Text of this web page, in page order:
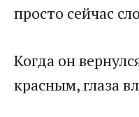
просто сейчас
Когда он
красным, глаза